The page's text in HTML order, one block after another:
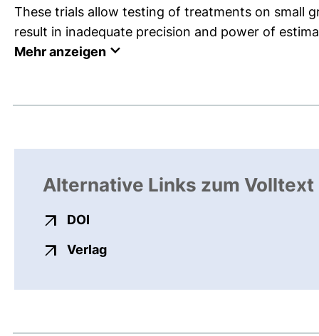
These trials allow testing of treatments on small
result in inadequate precision and power of
Mehr anzeigen
Alternative Links zum Volltext
DOI
Verlagexterner Link, öffnet neues